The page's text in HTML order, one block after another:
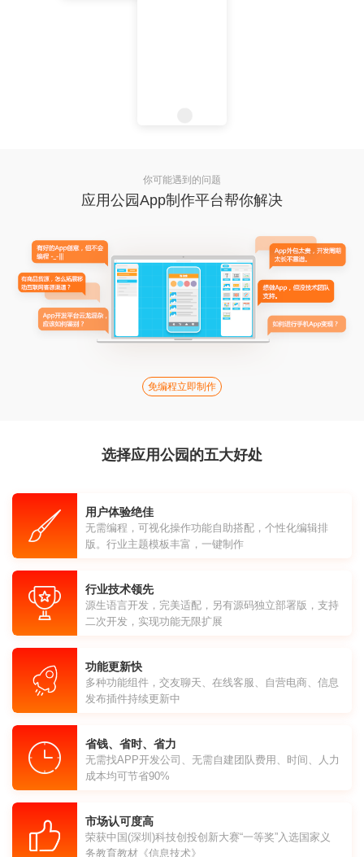
你可能遇到的问题
应用公园App制作平台帮你解决
免编程立即制作
选择应用公园的五大好处
用户体验绝佳
无需编程，可视化操作功能自助搭配，个性化编辑排
版。行业主题模板丰富，一键制作
行业技术领先
源生语言开发，完美适配，另有源码独立部署版，支持
二次开发，实现功能无限扩展
功能更新快
多种功能组件，交友聊天、在线客服、自营电商、信息
发布插件持续更新中
省钱、省时、省力
无需找APP开发公司、无需自建团队费用、时间、人力
成本均可节省90%
市场认可度高
荣获中国(深圳)科技创投创新大赛“一等奖”入选国家义
务教育教材《信息技术》